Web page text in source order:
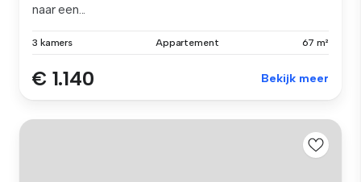
naar een...
3 kamers Appartement 67 m²
€ 1.140 Bekijk meer